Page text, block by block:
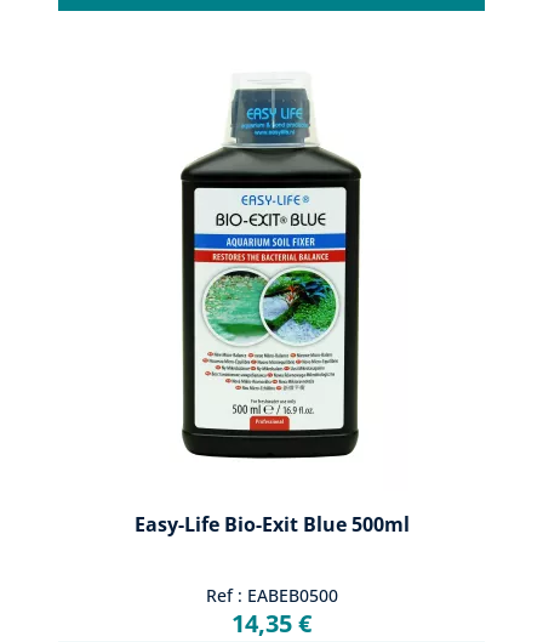
Easy-Life Bio-Exit Blue 500ml
Ref : EABEB0500
14,35 €